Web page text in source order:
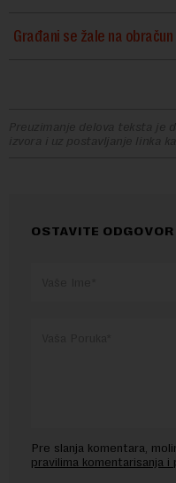
Građani se žale na
Preuzimanje delova teksta je
izvora i uz postavljanje linka
OSTAVITE ODGOVOR
Pre slanja komentara,
pravilima komentarisanja i